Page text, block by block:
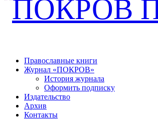
Православные книги
Журнал «ПОКРОВ»
История журнала
Оформить подписку
Издательство
Архив
Контакты